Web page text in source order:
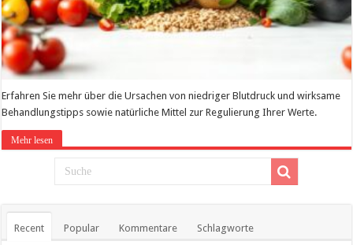
Erfahren Sie mehr über die Ursachen von niedriger Blutdruck und wirksame
Behandlungstipps sowie natürliche Mittel zur Regulierung Ihrer Werte.
Mehr lesen
Recent Popular Kommentare Schlagworte